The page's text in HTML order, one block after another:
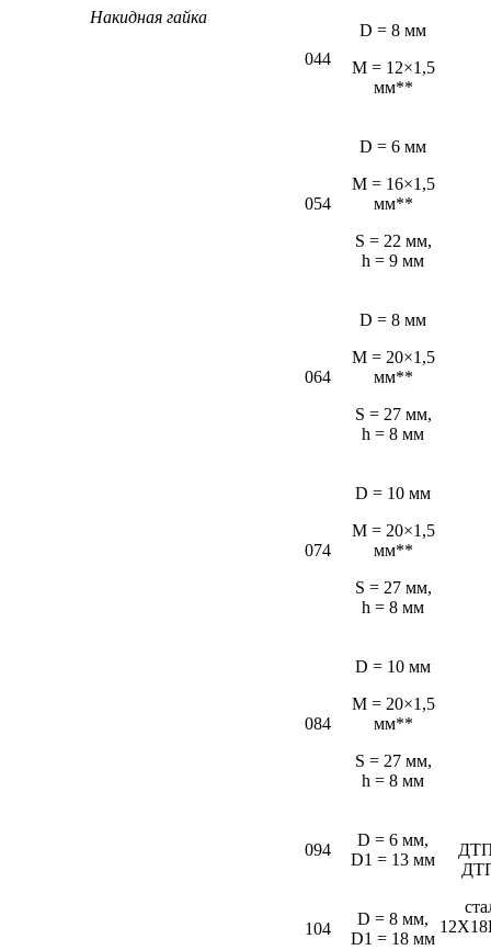
Накидная гайка
044
D = 8 мм
M = 12×1,5
мм**
054
D = 6 мм
М = 16×1,5
мм**
S = 22 мм,
h = 9 мм
064
D = 8 мм
M = 20×1,5
мм**
S = 27 мм,
h = 8 мм
074
D = 10 мм
M = 20×1,5
мм**
S = 27 мм,
h = 8 мм
084
D = 10 мм
M = 20×1,5
мм**
S = 27 мм,
h = 8 мм
094
D = 6 мм,
D1 = 13 мм
104
D = 8 мм,
D1 = 18 мм